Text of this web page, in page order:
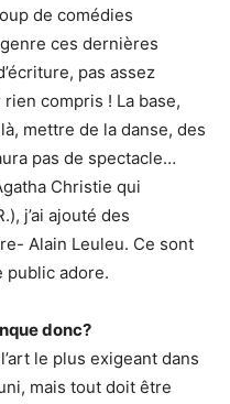
de comédies
ces dernières
pas assez
compris ! La base,
là, mettre de la danse, des
pas de spectacle…
Christie qui
j’ai ajouté des
Alain Leuleu. Ce sont
public adore.
donc?
le plus exigeant dans
mais tout doit être